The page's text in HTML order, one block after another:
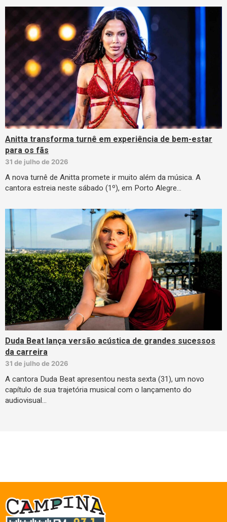
Anitta transforma turnê em experiência de bem-estar
para os fãs
31 de julho de 2026
A nova turnê de Anitta promete ir muito além da música. A
cantora estreia neste sábado (1º), em Porto Alegre…
Duda Beat lança versão acústica de grandes sucessos
da carreira
31 de julho de 2026
A cantora Duda Beat apresentou nesta sexta (31), um novo
capítulo de sua trajetória musical com o lançamento do
audiovisual…